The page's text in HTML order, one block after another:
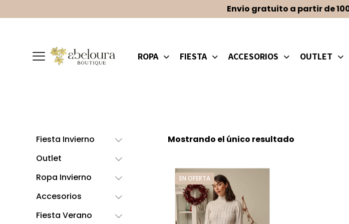
Envio gratuito a partir de
ROPA FIESTA ACCESORIOS OUTLET
Fiesta Invierno
Outlet
Ropa Invierno
Accesorios
Fiesta Verano
Mostrando el único resultado
EN OFERTA